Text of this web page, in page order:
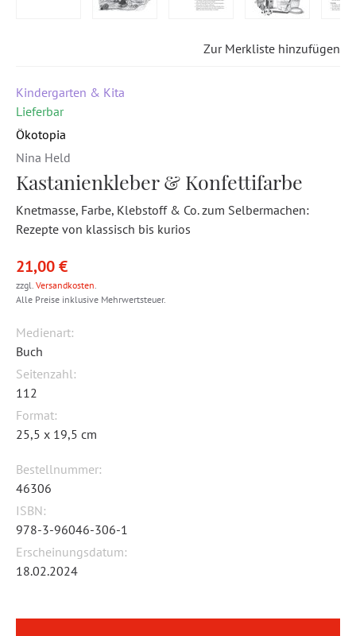
Zur Merkliste hinzufügen
Kindergarten & Kita
Lieferbar
Ökotopia
Nina Held
Kastanienkleber & Konfettifarbe
Knetmasse, Farbe, Klebstoff & Co. zum Selbermachen:
Rezepte von klassisch bis kurios
21,00 €
zzgl. Versandkosten.
Alle Preise inklusive Mehrwertsteuer.
Medienart:
Buch
Seitenzahl:
112
Format:
25,5 x 19,5 cm
Bestellnummer:
46306
ISBN:
978-3-96046-306-1
Erscheinungsdatum:
18.02.2024